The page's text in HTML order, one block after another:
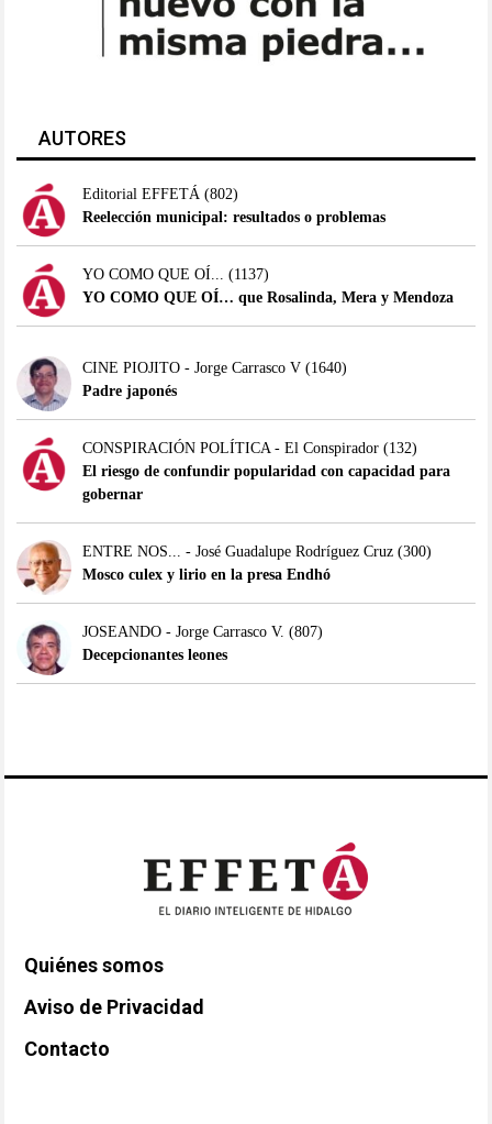
AUTORES
Editorial EFFETÁ(802)
Reelección municipal: resultados o problemas
YO COMO QUE OÍ... (1137)
YO COMO QUE OÍ… que Rosalinda, Mera y Mendoza
CINE PIOJITO - Jorge Carrasco V(1640)
Padre japonés
CONSPIRACIÓN POLÍTICA - El Conspirador(132)
El riesgo de confundir popularidad con capacidad para
gobernar
ENTRE NOS... - José Guadalupe Rodríguez Cruz(300)
Mosco culex y lirio en la presa Endhó
JOSEANDO - Jorge Carrasco V. (807)
Decepcionantes leones
Quiénes somos
Aviso de Privacidad
Contacto